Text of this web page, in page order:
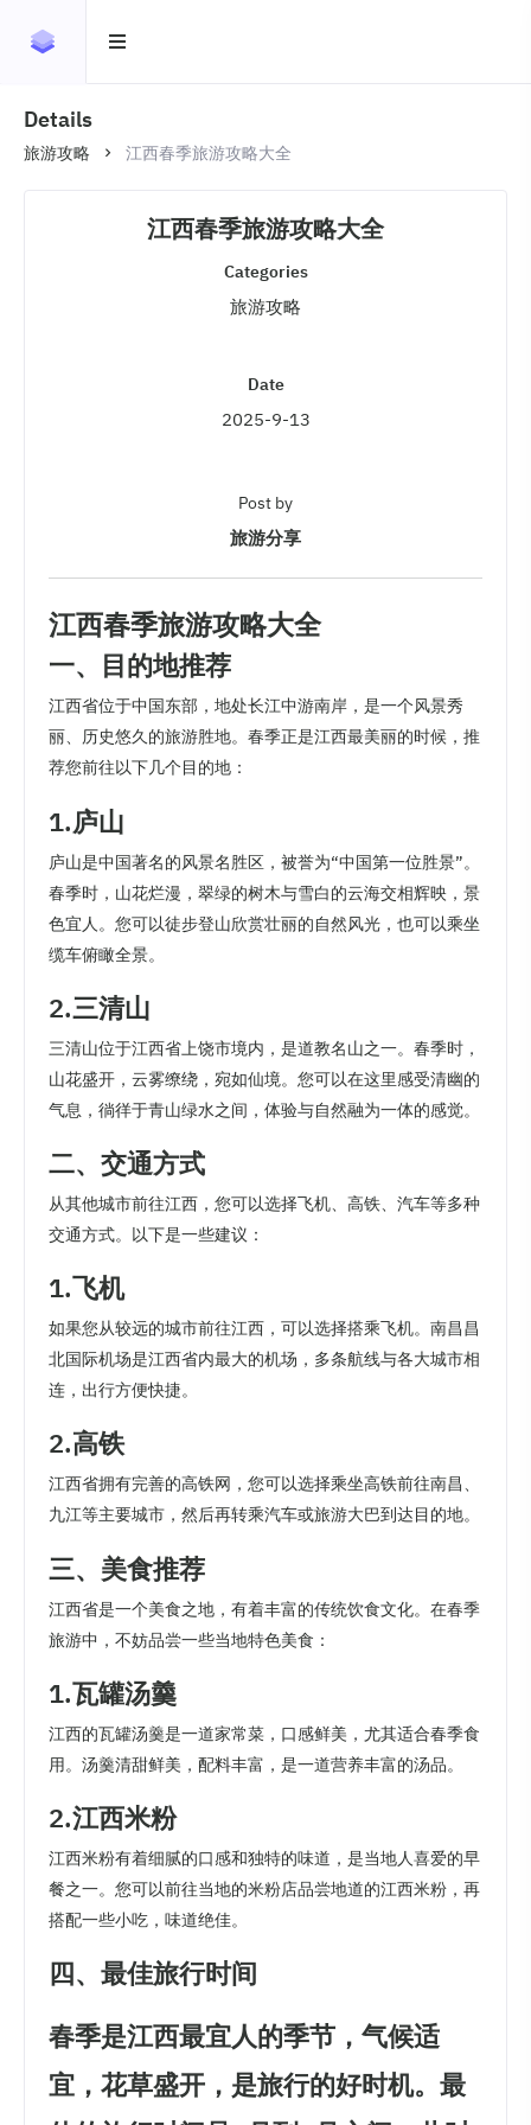
Details
旅游攻略 江西春季旅游攻略大全
江西春季旅游攻略大全
Categories
旅游攻略
Date
2025-9-13
Post by
旅游分享
江西春季旅游攻略大全
一、目的地推荐
江西省位于中国东部，地处长江中游南岸，是一个风景秀
丽、历史悠久的旅游胜地。春季正是江西最美丽的时候，推
荐您前往以下几个目的地：
1.庐山
庐山是中国著名的风景名胜区，被誉为“中国第一位胜景”。
春季时，山花烂漫，翠绿的树木与雪白的云海交相辉映，景
色宜人。您可以徒步登山欣赏壮丽的自然风光，也可以乘坐
缆车俯瞰全景。
2.三清山
三清山位于江西省上饶市境内，是道教名山之一。春季时，
山花盛开，云雾缭绕，宛如仙境。您可以在这里感受清幽的
气息，徜徉于青山绿水之间，体验与自然融为一体的感觉。
二、交通方式
从其他城市前往江西，您可以选择飞机、高铁、汽车等多种
交通方式。以下是一些建议：
1.飞机
如果您从较远的城市前往江西，可以选择搭乘飞机。南昌昌
北国际机场是江西省内最大的机场，多条航线与各大城市相
连，出行方便快捷。
2.高铁
江西省拥有完善的高铁网，您可以选择乘坐高铁前往南昌、
九江等主要城市，然后再转乘汽车或旅游大巴到达目的地。
三、美食推荐
江西省是一个美食之地，有着丰富的传统饮食文化。在春季
旅游中，不妨品尝一些当地特色美食：
1.瓦罐汤羹
江西的瓦罐汤羹是一道家常菜，口感鲜美，尤其适合春季食
用。汤羹清甜鲜美，配料丰富，是一道营养丰富的汤品。
2.江西米粉
江西米粉有着细腻的口感和独特的味道，是当地人喜爱的早
餐之一。您可以前往当地的米粉店品尝地道的江西米粉，再
搭配一些小吃，味道绝佳。
四、最佳旅行时间
春季是江西最宜人的季节，气候适
宜，花草盛开，是旅行的好时机。最